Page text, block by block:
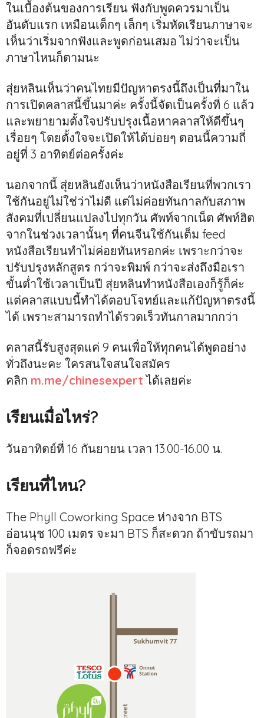
ในเบื้องต้นของการเรียน ฟังกับพูดควรมาเป็น
อันดับแรก เหมือนเด็กๆ เล็กๆ เริ่มหัดเรียนภาษาจะ
เห็นว่าเริ่มจากฟังและพูดก่อนเสมอ ไม่ว่าจะเป็น
ภาษาไหนก็ตามนะ
สุ่ยหลินเห็นว่าคนไทยมีปัญหาตรงนี้ถึงเป็นที่มาใน
การเปิดคลาสนี้ขึ้นมาค่ะ ครั้งนี้จัดเป็นครั้งที่ 6 แล้ว
และพยายามตั้งใจปรับปรุงเนื้อหาคลาสให้ดีขึ้นๆ
เรื่อยๆ โดยตั้งใจจะเปิดให้ได้บ่อยๆ ตอนนี้ความถี่
อยู่ที่ 3 อาทิตย์ต่อครั้งค่ะ
นอกจากนี้ สุ่ยหลินยังเห็นว่าหนังสือเรียนที่พวกเรา
ใช้กันอยู่ไม่ใช่ว่าไม่ดี แต่ไม่ค่อยทันกาลกับสภาพ
สังคมที่เปลี่ยนแปลงไปทุกวัน ศัพท์จากเน็ต ศัพท์ฮิต
จากในช่วงเวลานั้นๆ ที่คนจีนใช้กันเต็ม feed
หนังสือเรียนทำไม่ค่อยทันหรอกค่ะ เพราะกว่าจะ
ปรับปรุงหลักสูตร กว่าจะพิมพ์ กว่าจะส่งถึงมือเรา
ขั้นต่ำใช้เวลาเป็นปี สุ่ยหลินทำหนังสือเองก็รู้ก็ค่ะ
แต่คลาสแบบนี้ทำได้ตอบโจทย์และแก้ปัญหาตรงนี้
ได้ เพราะสามารถทำได้รวดเร็วทันกาลมากกว่า
คลาสนี้รับสูงสุดแค่ 9 คนเพื่อให้ทุกคนได้พูดอย่าง
ทั่วถึงนะคะ ใครสนใจสนใจสมัคร
คลิก m.me/chinesexpert ได้เลยค่ะ
เรียนเมื่อไหร่?
วันอาทิตย์ที่ 16 กันยายน เวลา 13.00-16.00 น.
เรียนที่ไหน?
The Phyll Coworking Space ห่างจาก BTS
อ่อนนุช 100 เมตร จะมา BTS ก็สะดวก ถ้าขับรถมา
ก็จอดรถฟรีค่ะ